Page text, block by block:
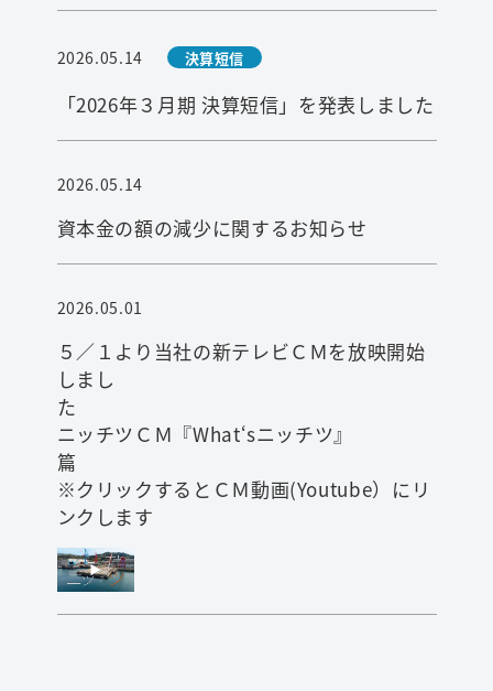
2026.05.14 決算短信
「2026年３月期 決算短信」を発表しました
2026.05.14
資本金の額の減少に関するお知らせ
2026.05.01
５／１より当社の新テレビＣＭを放映開始
しまし
ニッチツＣＭ『What‘sニッチツ』
※クリックするとＣＭ動画(Youtube）にリ
ンクします